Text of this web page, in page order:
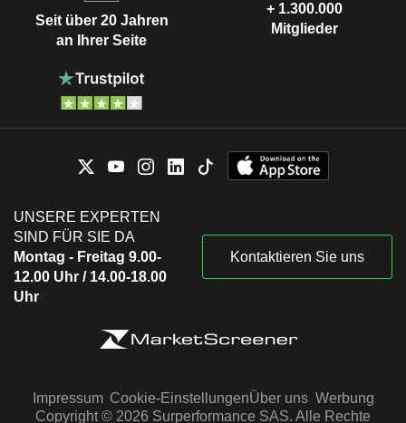
Seit über 20 Jahren
an Ihrer Seite
+ 1.300.000
Mitglieder
UNSERE EXPERTEN
SIND FÜR SIE DA
Montag - Freitag 9.00-
12.00 Uhr / 14.00-18.00
Uhr
Kontaktieren Sie uns
Impressum Cookie-EinstellungenÜber uns Werbung
Copyright © 2026 Surperformance SAS. Alle Rechte